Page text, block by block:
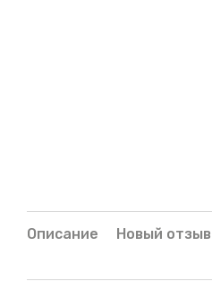
Описание Новый